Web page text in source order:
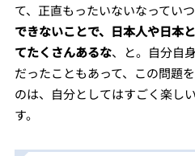
て、正直もったいないなってい
できないことで、日本人や日本
てたくさんあるな、と。自分自
だったこともあって、この問題
のは、自分としてはすごく楽し
す。